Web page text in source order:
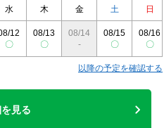
水 木 金 土 日
12
〇
08/13
〇
08/14
-
08/15
〇
08/16
〇
以降の予定を確認する
見る